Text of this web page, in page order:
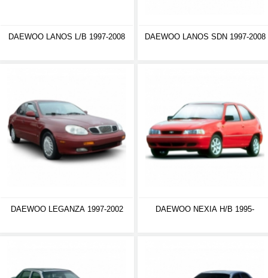
DAEWOO LANOS L/B 1997-2008 DAEWOO LANOS SDN 1997-2008
DAEWOO LEGANZA 1997-2002 DAEWOO NEXIA H/B 1995-